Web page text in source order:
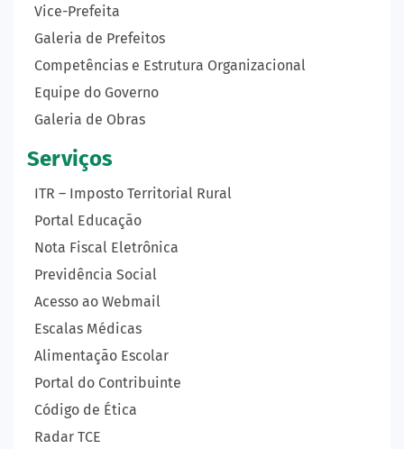
Vice-Prefeita
Galeria de Prefeitos
Competências e Estrutura Organizacional
Equipe do Governo
Galeria de Obras
Serviços
ITR – Imposto Territorial Rural
Portal Educação
Nota Fiscal Eletrônica
Previdência Social
Acesso ao Webmail
Escalas Médicas
Alimentação Escolar
Portal do Contribuinte
Código de Ética
Radar TCE